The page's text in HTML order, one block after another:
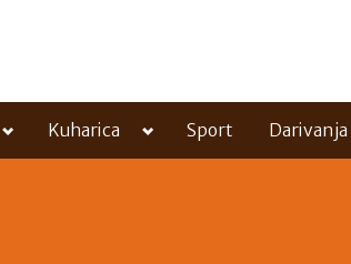
Toggle
menu
Kuharica
Toggle
menu
Sport Darivanja